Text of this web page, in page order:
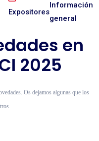
Expositores
Información
general
en
2025
Os dejamos algunas que los